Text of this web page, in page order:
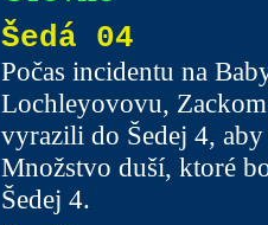
Šedá 04
Počas incidentu na
Lochleyovovu,
vyrazili do Šedej 4,
Množstvo duší, ktoré
Šedej 4.